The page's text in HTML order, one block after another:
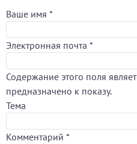
Ваше имя *
Электронная почта *
Содержание этого поля
предназначено к показу.
Тема
Комментарий *